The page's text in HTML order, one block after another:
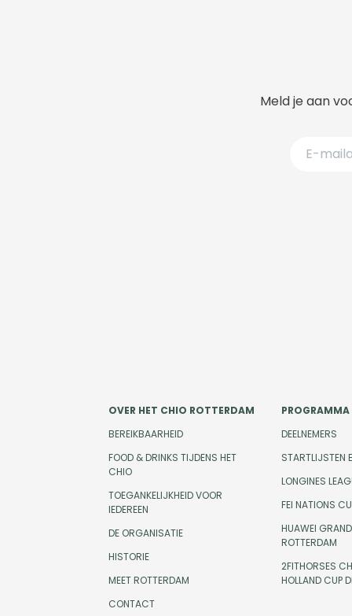
Meld je aan
OVER HET CHIO ROTTERDAM
BEREIKBAARHEID
FOOD & DRINKS TIJDENS HET
CHIO
TOEGANKELIJKHEID VOOR
IEDEREEN
DE ORGANISATIE
HISTORIE
MEET ROTTERDAM
CONTACT
PROGRAMMA
DEELNEMERS
STARTLIJSTEN
LONGINES
FEI NATIONS
HUAWEI
ROTTERDAM
2FITHORSES
HOLLAND CUP